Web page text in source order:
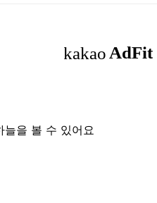
늘을 볼 수 있어요